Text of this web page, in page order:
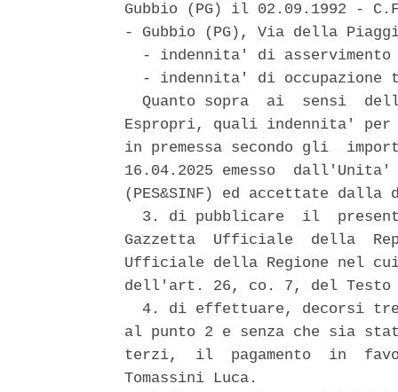
Gubbio (PG) il 02.09.1992 - C.F.
- Gubbio (PG), Via della
- indennita' di
- indennita' di occupazione
Quanto sopra  ai  sensi
Espropri, quali indennita'
in premessa secondo gli
16.04.2025 emesso
(PES&SINF) ed accettate
3. di pubblicare  il
Gazzetta  Ufficiale  della
Ufficiale della Regione nel
dell'art. 26, co. 7, del Testo
4. di effettuare, decorsi
al punto 2 e senza che sia
terzi,  il  pagamento  in
Tomassini Luca.